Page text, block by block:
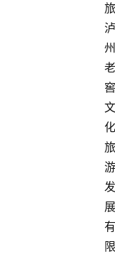
旅
泸
州
老
窖
文
化
旅
游
发
展
有
限